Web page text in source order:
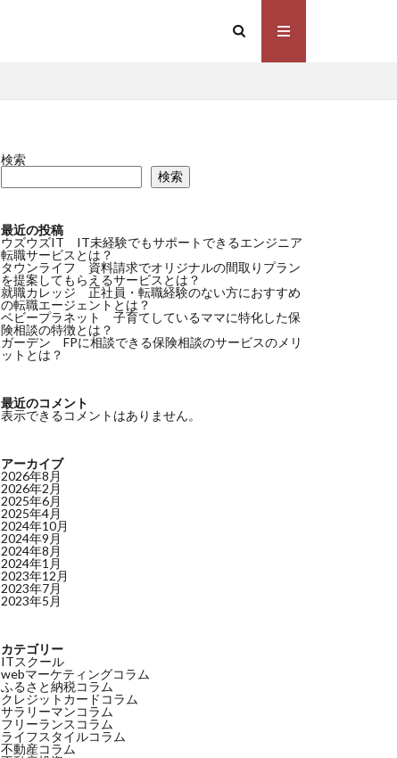
検索
検索
最近の投稿
ウズウズIT IT未経験でもサポートできるエンジニア
転職サービスとは？
タウンライフ 資料請求でオリジナルの間取りプラン
を提案してもらえるサービスとは？
就職カレッジ 正社員・転職経験のない方におすすめ
の転職エージェントとは？
ベビープラネット 子育てしているママに特化した保
険相談の特徴とは？
ガーデン FPに相談できる保険相談のサービスのメリ
ットとは？
最近のコメント
表示できるコメントはありません。
アーカイブ
2026年8月
2026年2月
2025年6月
2025年4月
2024年10月
2024年9月
2024年8月
2024年1月
2023年12月
2023年7月
2023年5月
カテゴリー
ITスクール
webマーケティングコラム
ふるさと納税コラム
クレジットカードコラム
サラリーマンコラム
フリーランスコラム
ライフスタイルコラム
不動産コラム